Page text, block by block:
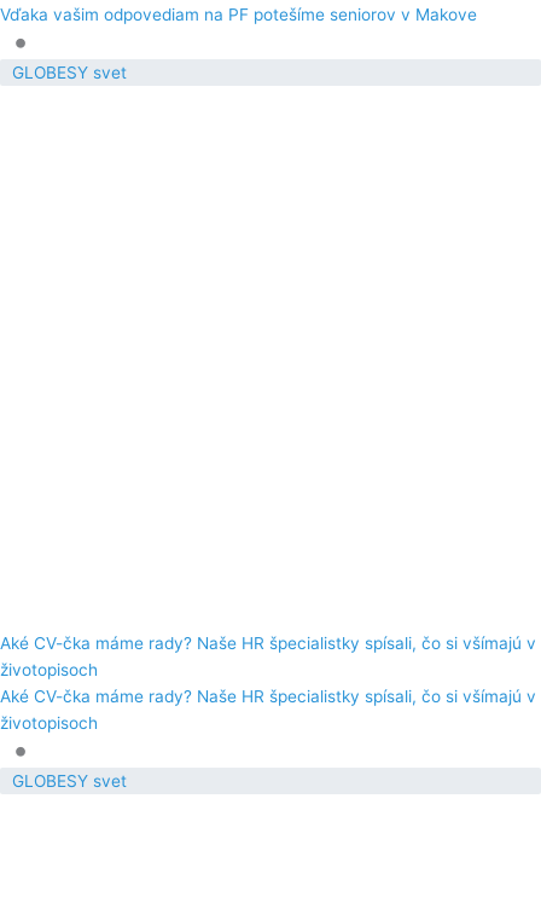
Vďaka vašim odpovediam na PF potešíme seniorov v Makove
•
GLOBESY svet
Aké CV-čka máme rady? Naše HR špecialistky spísali, čo si všímajú v
životopisoch
Aké CV-čka máme rady? Naše HR špecialistky spísali, čo si všímajú v
životopisoch
•
GLOBESY svet